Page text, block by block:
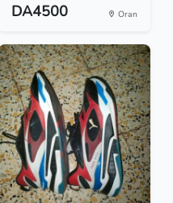
DA4500 Oran